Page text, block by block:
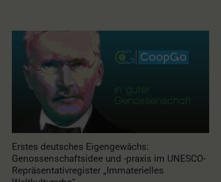
Erstes deutsches Eigengewächs:
Genossenschaftsidee und -praxis im UNESCO-
Repräsentativregister „Immaterielles